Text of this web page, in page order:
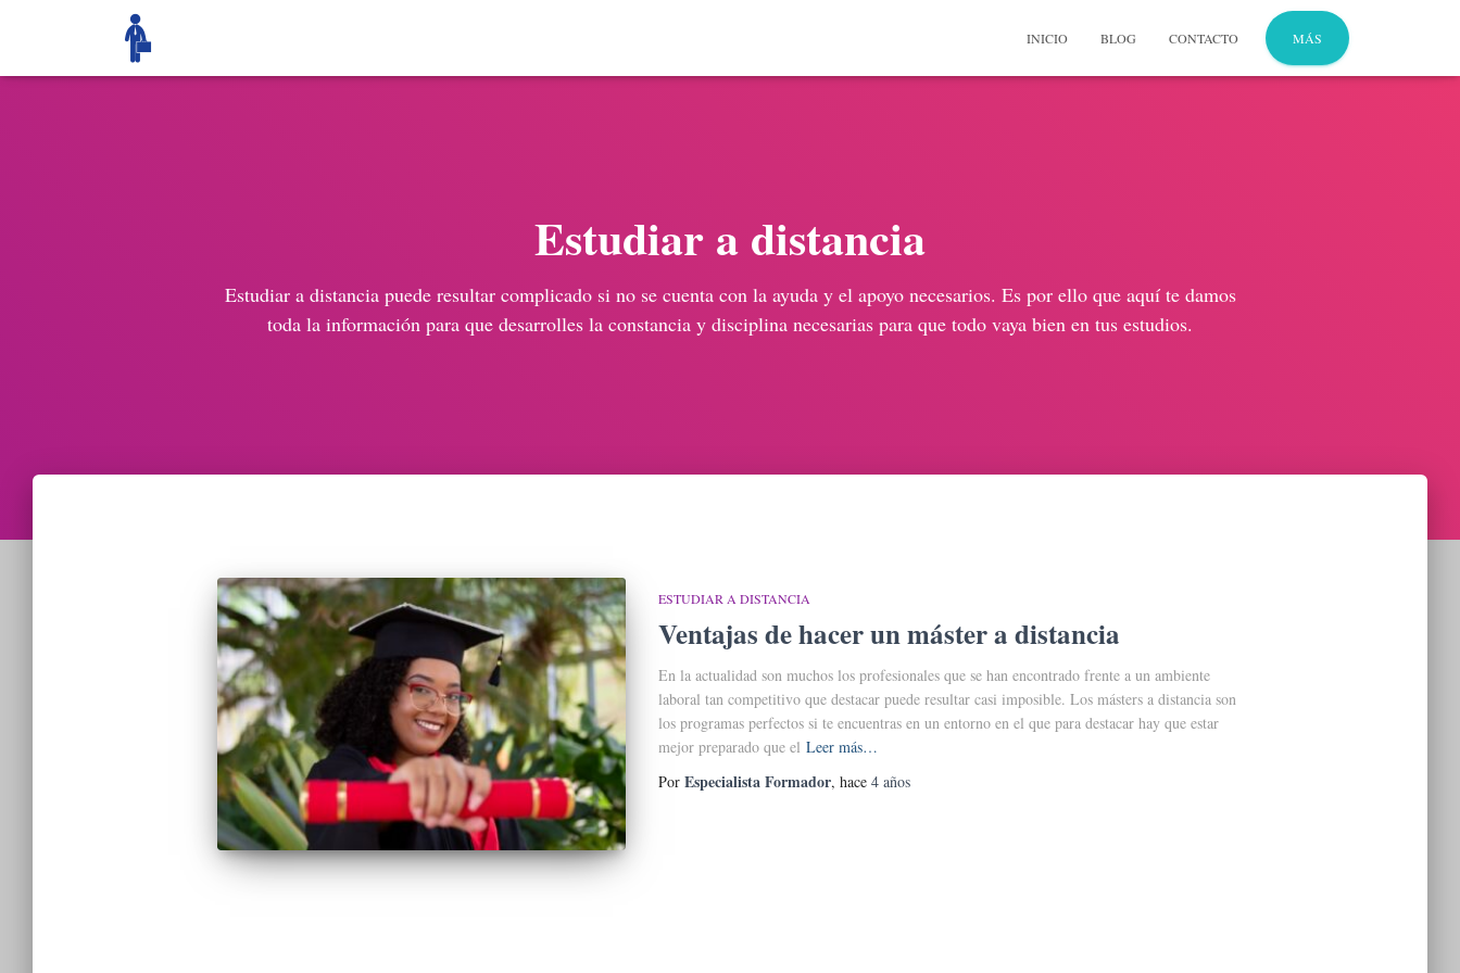
INICIO BLOG CONTACTO MÁS
Estudiar a distancia
Estudiar a distancia puede resultar complicado si no se cuenta con la ayuda y el apoyo necesarios. Es por ello que aquí te damos
toda la información para que desarrolles la constancia y disciplina necesarias para que todo vaya bien en tus estudios.
ESTUDIAR A DISTANCIA
Ventajas de hacer un máster a distancia
En la actualidad son muchos los profesionales que se han encontrado frente a un ambiente
laboral tan competitivo que destacar puede resultar casi imposible. Los másters a distancia son
los programas perfectos si te encuentras en un entorno en el que para destacar hay que estar
mejor preparado que el Leer más…
Por Especialista Formador, hace 4 años